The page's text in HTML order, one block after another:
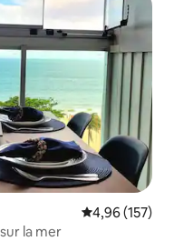
aimés
Note
4,96 (157)
la mer